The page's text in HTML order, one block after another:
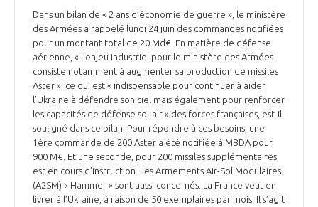
Dans un bilan de « 2 ans d’économie de guerre », le ministère
des Armées a rappelé lundi 24 juin des commandes notifiées
pour un montant total de 20 Md€. En matière de défense
aérienne, « l’enjeu industriel pour le ministère des Armées
consiste notamment à augmenter sa production de missiles
Aster », ce qui est « indispensable pour continuer à aider
l’Ukraine à défendre son ciel mais également pour renforcer
les capacités de défense sol-air » des forces françaises, est-il
souligné dans ce bilan. Pour répondre à ces besoins, une
1ère commande de 200 Aster a été notifiée à MBDA pour
900 M€. Et une seconde, pour 200 missiles supplémentaires,
est en cours d’instruction. Les Armements Air-Sol Modulaires
(A2SM) « Hammer » sont aussi concernés. La France veut en
livrer à l’Ukraine, à raison de 50 exemplaires par mois. Il s’agit